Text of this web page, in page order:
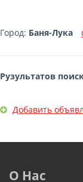
Город: Баня-Лука
Рузультатов
Добавить
О Нас